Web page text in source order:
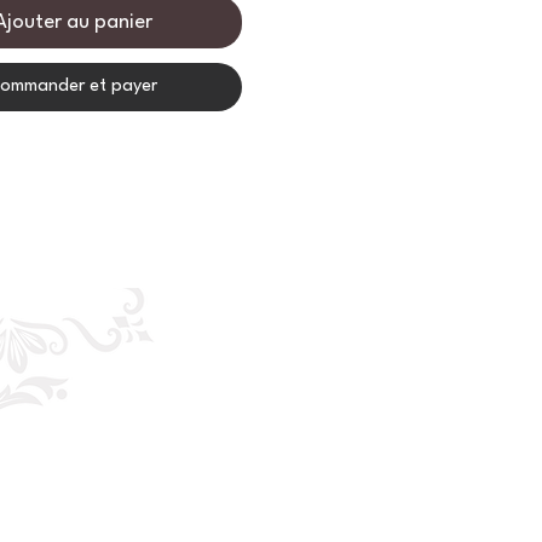
au panier
et payer